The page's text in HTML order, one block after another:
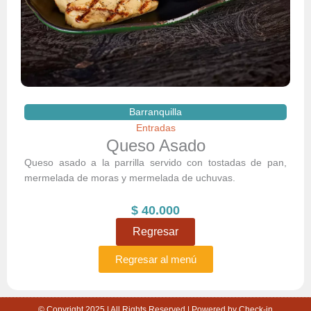
Barranquilla
Entradas
Queso Asado
Queso asado a la parrilla servido con tostadas de pan,
mermelada de moras y mermelada de uchuvas.
$ 40.000
Regresar
Regresar al menú